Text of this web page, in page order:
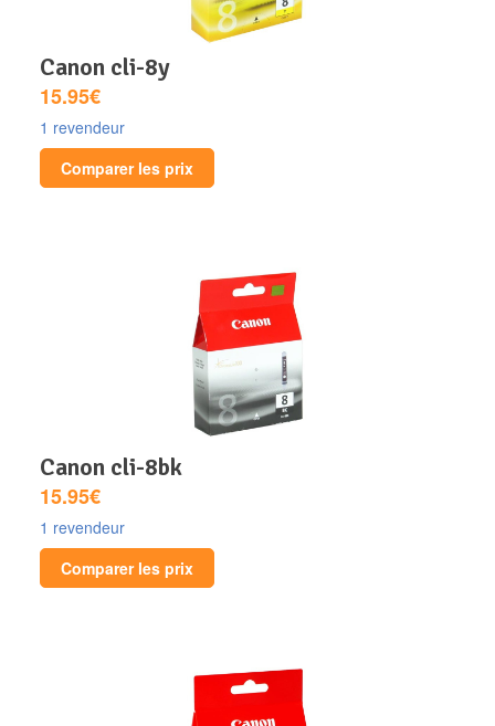
canon cli-8y
15.95€
1 revendeur
Comparer les prix
canon cli-8bk
15.95€
1 revendeur
Comparer les prix